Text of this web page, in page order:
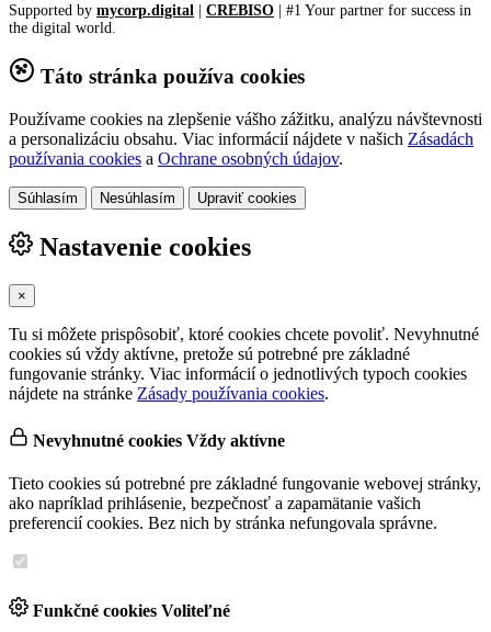
Supported by mycorp.digital | CREBISO | #1 Your partner for success in
the digital world.
Táto stránka používa cookies
Používame cookies na zlepšenie vášho zážitku, analýzu návštevnosti
a personalizáciu obsahu. Viac informácií nájdete v našich Zásadách
používania cookies a Ochrane osobných údajov.
Súhlasím Nesúhlasím Upraviť cookies
Nastavenie cookies
×
Tu si môžete prispôsobiť, ktoré cookies chcete povoliť. Nevyhnutné
cookies sú vždy aktívne, pretože sú potrebné pre základné
fungovanie stránky. Viac informácií o jednotlivých typoch cookies
nájdete na stránke Zásady používania cookies.
Nevyhnutné cookies Vždy aktívne
Tieto cookies sú potrebné pre základné fungovanie webovej stránky,
ako napríklad prihlásenie, bezpečnosť a zapamätanie vašich
preferencií cookies. Bez nich by stránka nefungovala správne.
Funkčné cookies Voliteľné